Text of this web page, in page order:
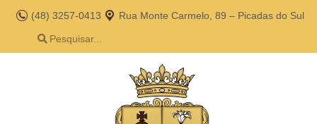
(48) 3257-0413 Rua Monte Carmelo, 89 – Picadas do Sul